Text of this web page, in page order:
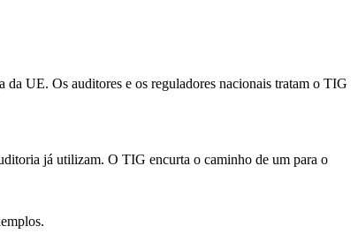
da UE. Os auditores e os reguladores nacionais tratam o TIG
já utilizam. O TIG encurta o caminho de um para o